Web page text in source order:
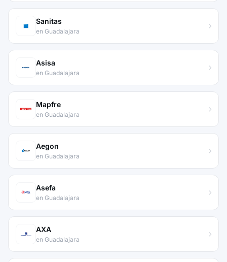
Sanitas
en Guadalajara
Asisa
en Guadalajara
Mapfre
en Guadalajara
Aegon
en Guadalajara
Asefa
en Guadalajara
AXA
en Guadalajara